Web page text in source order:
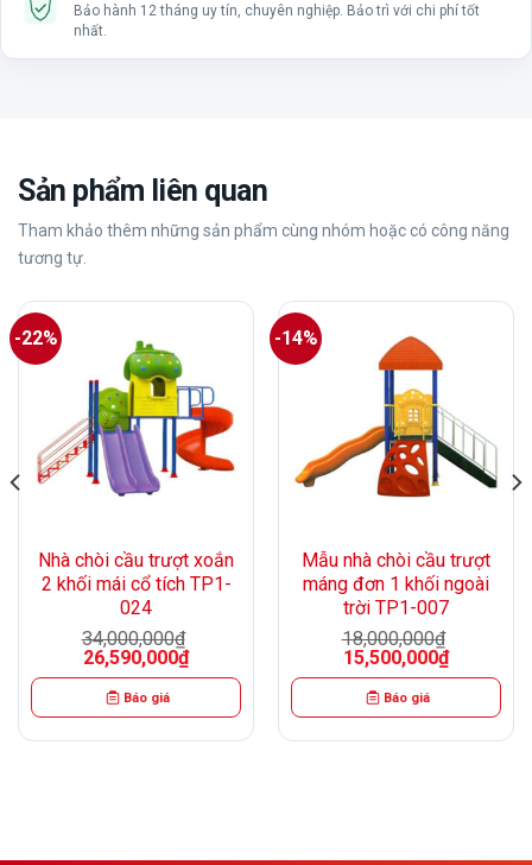
Bảo hành 12 tháng uy tín, chuyên nghiệp. Bảo trì với chi phí tốt
nhất.
Sản phẩm liên quan
Tham khảo thêm những sản phẩm cùng nhóm hoặc có công năng
tương tự.
-22%
Nhà chòi cầu trượt xoắn
2 khối mái cổ tích TP1-
024
34,000,000₫
Giá
gốc
34,000,000₫.
26,590,000₫Giá
hiện
26,590,000₫.
Báo giá
-14%
Mẫu nhà chòi cầu trượt
máng đơn 1 khối ngoài
trời TP1-007
18,000,000₫
Giá
gốc
18,000,000₫.
15,500,000₫Giá
hiện
Báo giá